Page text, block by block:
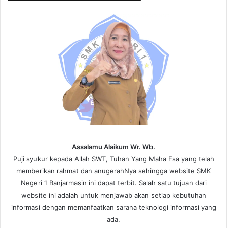
Assalamu Alaikum Wr. Wb.
Puji syukur kepada Allah SWT, Tuhan Yang Maha Esa yang telah
memberikan rahmat dan anugerahNya sehingga website SMK
Negeri 1 Banjarmasin ini dapat terbit. Salah satu tujuan dari
website ini adalah untuk menjawab akan setiap kebutuhan
informasi dengan memanfaatkan sarana teknologi informasi yang
ada.